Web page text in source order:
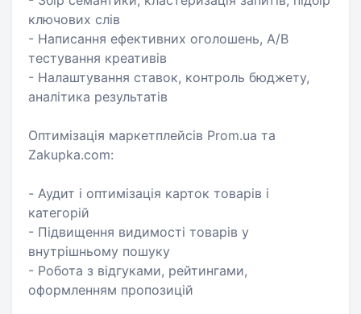
ключових слів
- Написання ефективних оголошень, A/B
тестування креативів
- Налаштування ставок, контроль бюджету,
аналітика результатів
Оптимізація маркетплейсів Prom.ua та
Zakupka.com:
- Аудит і оптимізація карток товарів і
категорій
- Підвищення видимості товарів у
внутрішньому пошуку
- Робота з відгуками, рейтингами,
оформленням пропозицій